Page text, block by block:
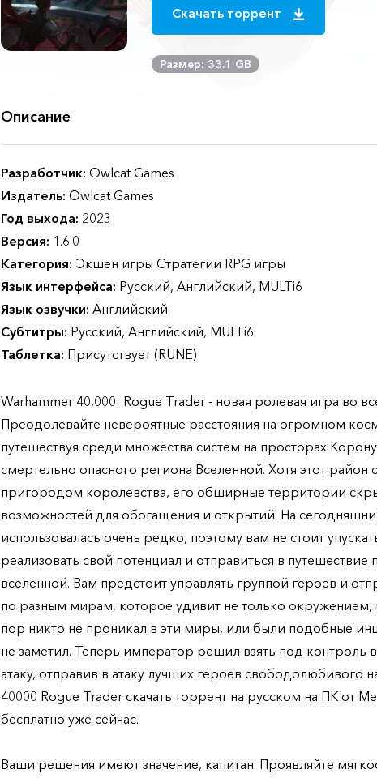
Скачать торрент
Размер: 33.1 GB
Описание
Разработчик: Owlcat Games
Издатель: Owlcat Games
Год выхода: 2023
Версия: 1.6.0
Категория: Экшен игры Стратегии RPG игры
Язык интерфейса: Русский, Английский, MULTi6
Язык озвучки: Английский
Субтитры: Русский, Английский, MULTi6
Таблетка: Присутствует (RUNE)
Warhammer 40,000: Rogue Trader - новая ролевая игра во
Преодолевайте невероятные расстояния на огромном
путешествуя среди множества систем на просторах
смертельно опасного региона Вселенной. Хотя этот район
пригородом королевства, его обширные территории
возможностей для обогащения и открытий. На
использовалась очень редко, поэтому вам не стоит
реализовать свой потенциал и отправиться в путешествие
вселенной. Вам предстоит управлять группой героев и
по разным мирам, которое удивит не только
пор никто не проникал в эти миры, или были подобные
не заметил. Теперь император решил взять под контроль
атаку, отправив в атаку лучших героев свободолюбивого
40000 Rogue Trader скачать торрент на русском на ПК от
бесплатно уже сейчас.
Ваши решения имеют значение, капитан. Проявляйте